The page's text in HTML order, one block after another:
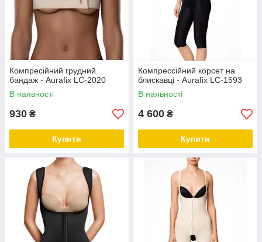
Компресійний грудний
бандаж - Aurafix LC-2020
В наявності
930 ₴
Купити
Компрессійний корсет на
блискавці - Aurafix LC-1593
В наявності
4 600 ₴
Купити